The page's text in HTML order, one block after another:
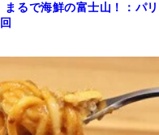
るで海鮮の富士山！：パリ